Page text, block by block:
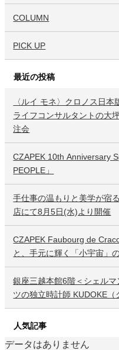
COLUMN
PICK UP
最近の投稿
〈ルイ モネ〉クロノス日
ライフコンサルタントの大
注会
CZAPEK 10th Anniversary
PEOPLE」
手仕事の温もりと美学が宿
店にて8月5日(水)より開催
CZAPEK Faubourg de
と、手元に輝く「小宇宙」
銀座三越本館6階＜シェル
ツの独立時計師 KUDOKE
人気記事
データはありません